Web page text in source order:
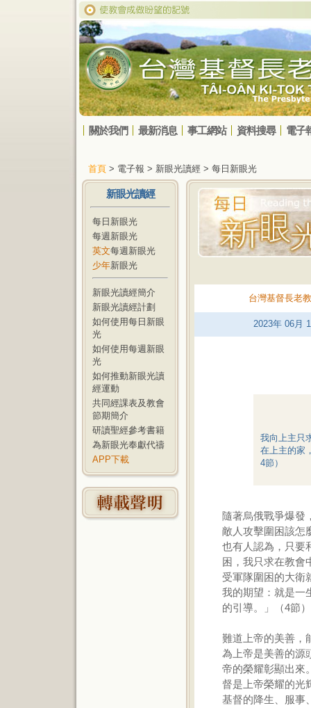
關於我們 最新消息 事工網站 資料搜尋 電子
首頁 > 電子報 > 新眼光讀經 > 每日新眼光
新眼光讀經
每日新眼光
每週新眼光
英文每週新眼光
少年新眼光
新眼光讀經簡介
新眼光讀經計劃
如何使用每日新眼
光
如何使用每週新眼
光
如何推動新眼光讀
經運動
共同經課表及教會
節期簡介
研讀聖經參考書籍
為新眼光奉獻代禱
APP下載
台灣基督長老
2023年 06月
我向上主只
在上主的家
4節）
隨著烏俄戰爭爆發
敵人攻擊圍困該怎
也有人認為，只要
困，我只求在教會
受軍隊圍困的大衛
我的期望：就是一
的引導。」（4節）
難道上帝的美善，
為上帝是美善的源
帝的榮耀彰顯出來
督是上帝榮耀的光
基督的降生、服事